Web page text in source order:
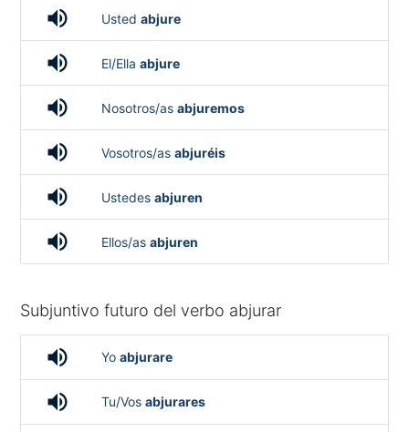
volume_up Usted abjure
volume_up El/Ella abjure
volume_up Nosotros/as abjuremos
volume_up Vosotros/as abjuréis
volume_up Ustedes abjuren
volume_up Ellos/as abjuren
Subjuntivo futuro del verbo abjurar
volume_up Yo abjurare
volume_up Tu/Vos abjurares